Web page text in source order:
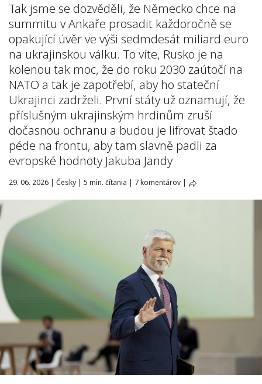
Tak jsme se dozvěděli, že Německo chce na
summitu v Ankaře prosadit každoročně se
opakující úvěr ve výši sedmdesát miliard euro
na ukrajinskou válku. To víte, Rusko je na
kolenou tak moc, že do roku 2030 zaútočí na
NATO a tak je zapotřebí, aby ho stateční
Ukrajinci zadrželi. První státy už oznamují, že
příslušným ukrajinským hrdinům zruší
dočasnou ochranu a budou je lifrovat štado
péde na frontu, aby tam slavně padli za
evropské hodnoty Jakuba Jandy
29. 06. 2026 | Česky | 5 min. čítania | 7 komentárov |